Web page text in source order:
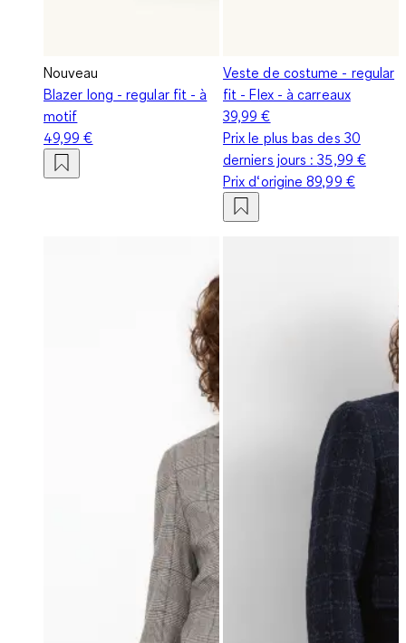
Nouveau
Blazer long - regular fit - à
motif
49,99 €
Veste de costume - regular
fit - Flex - à carreaux
39,99 €
Prix le plus bas des 30
derniers jours :35,99 €
Prix d‘origine89,99 €